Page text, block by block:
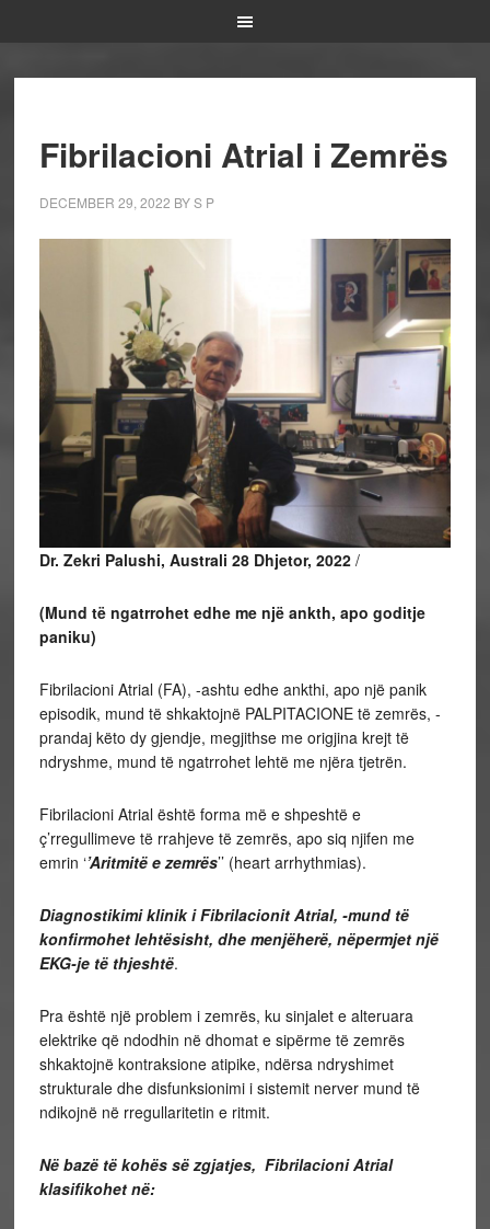
Fibrilacioni Atrial i Zemrës
DECEMBER 29, 2022 BYS P
Dr. Zekri Palushi, Australi 28 Dhjetor, 2022 /
(Mund të ngatrrohet edhe me një ankth, apo goditje
paniku)
Fibrilacioni Atrial (FA), -ashtu edhe ankthi, apo një panik
episodik, mund të shkaktojnë PALPITACIONE të zemrës, -
prandaj këto dy gjendje, megjithse me origjina krejt të
ndryshme, mund të ngatrrohet lehtë me njëra tjetrën.
Fibrilacioni Atrial është forma më e shpeshtë e
ç’rregullimeve të rrahjeve të zemrës, apo siq njifen me
emrin ‘’Aritmitë e zemrës’’ (heart arrhythmias).
Diagnostikimi klinik i Fibrilacionit Atrial, -mund të
konfirmohet lehtësisht, dhe menjëherë, nëpermjet një
EKG-je të thjeshtë.
Pra është një problem i zemrës, ku sinjalet e alteruara
elektrike që ndodhin në dhomat e sipërme të zemrës
shkaktojnë kontraksione atipike, ndërsa ndryshimet
strukturale dhe disfunksionimi i sistemit nerver mund të
ndikojnë në rregullaritetin e ritmit.
Në bazë të kohës së zgjatjes, Fibrilacioni Atrial
klasifikohet në: